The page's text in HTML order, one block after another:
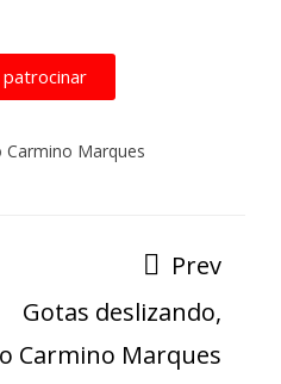
Carmino Marques
Prev
Gotas deslizando,
Carmino Marques